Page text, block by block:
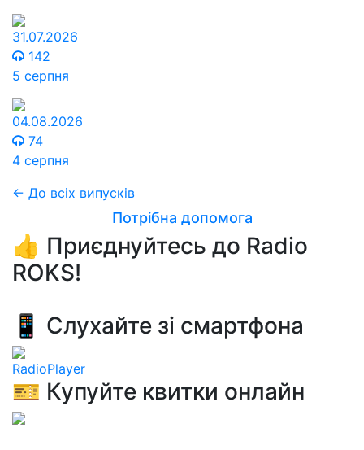
31.07.2026
142
5 серпня
04.08.2026
74
4 серпня
← До всіх випусків
Потрібна допомога
👍 Приєднуйтесь до Radio
ROKS!
📱 Слухайте зі смартфона
RadioPlayer
🎫 Купуйте квитки онлайн